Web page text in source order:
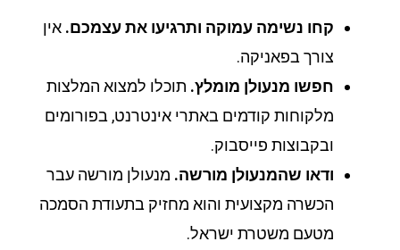
קחו נשימה עמוקה ותרגיעו את עצמכם.אין
צורך בפאניקה.
חפשו מנעולן מומלץ.תוכלו למצוא המלצות
מלקוחות קודמים באתרי אינטרנט, בפורומים
ובקבוצות פייסבוק.
ודאו שהמנעולן מורשה.מנעולן מורשה עבר
הכשרה מקצועית והוא מחזיק בתעודת הסמכה
מטעם משטרת ישראל.